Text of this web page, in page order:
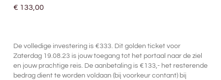
€ 133,00
De volledige investering is €333. Dit golden ticket voor
Zaterdag 19.08.23 is jouw toegang tot het portaal naar de ziel
en jouw prachtige reis. De aanbetaling is €133,- het resterende
bedrag dient te worden voldaan (bij voorkeur contant) bij